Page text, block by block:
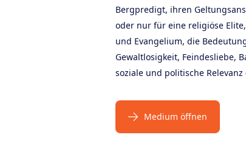
Bergpredigt, ihren
oder nur für eine religiöse
und Evangelium, die
Gewaltlosigkeit, Feindesliebe,
soziale und politische Relevanz
Medium öffnen